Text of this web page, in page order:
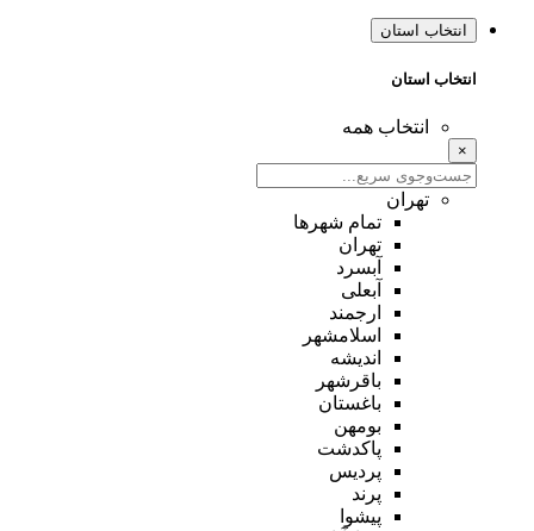
انتخاب استان
انتخاب استان
انتخاب همه
×
تهران
تمام شهر‌ها
تهران
آبسرد
آبعلی
ارجمند
اسلامشهر
اندیشه
باقرشهر
باغستان
بومهن
پاکدشت
پردیس
پرند
پیشوا